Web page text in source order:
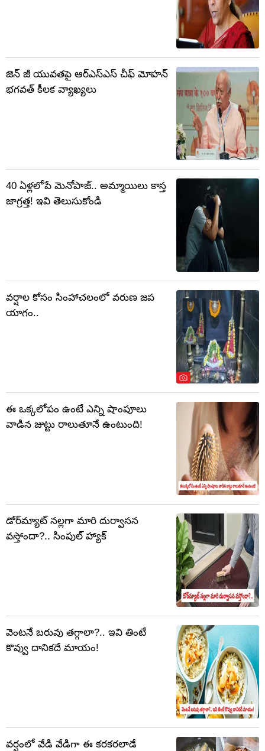
జెన్ జీ యువతపై ఆర్‌ఎస్‌ఎస్ చీఫ్ మోహన్
భగవత్ కీలక వ్యాఖ్యలు
40 ఏళ్లలోపే మెనోపాజ్.. అమ్మాయిలు కాస్త
జాగ్రత్త! ఇవి తెలుసుకోండి
వర్షాల కోసం సింహాచలంలో వరుణ జప
యాగం..
ఈ ఒక్కలోపం ఉంటే ఎన్ని షాంపూలు
వాడిన జుట్టు రాలుతూనే ఉంటుంది!
డోర్‌మ్యాట్ నల్లగా మారి దుర్వాసన
వస్తోందా?.. సింపుల్ హ్యాక్
వెంటనే బరువు తగ్గాలా?.. ఇవి తింటే
కొవ్వు దానికదే మాయం!
వర్షంలో వేడి వేడిగా ఈ కరకరలాడే